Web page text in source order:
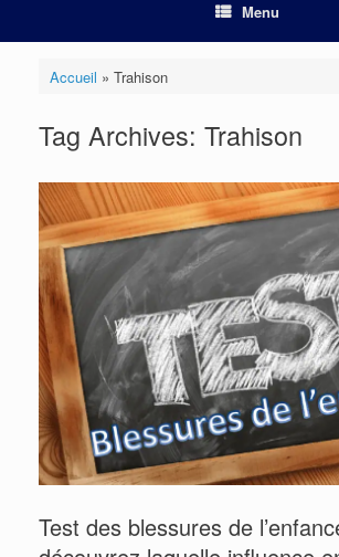
Menu
Accueil » Trahison
Tag Archives: Trahison
Test des blessures de